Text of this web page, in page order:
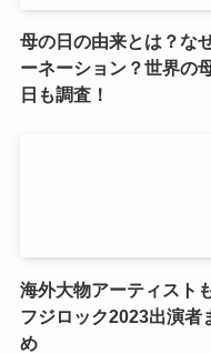
母の日の由来とは？な
ーネーション？世界の
日も調査！
海外大物アーティスト
フジロック2023出演者
め